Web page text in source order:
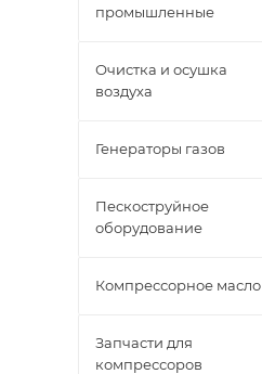
промышленные
Очистка и осушка
воздуха
Генераторы газов
Пескоструйное
оборудование
Компрессорное масло
Запчасти для
компрессоров